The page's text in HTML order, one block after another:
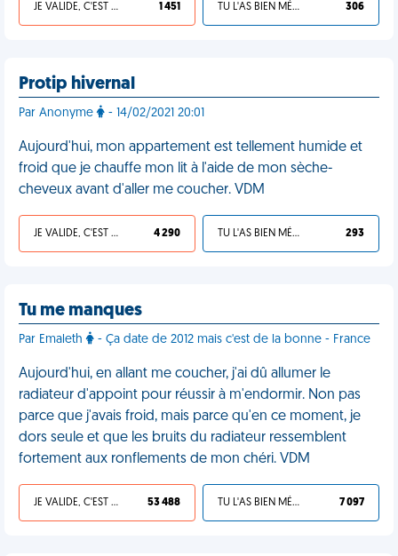
JE VALIDE, C'EST UNE VDM 1 451 TU L'AS BIEN MÉRITÉ 306
Protip hivernal
Par Anonyme - 14/02/2021 20:01
Aujourd'hui, mon appartement est tellement humide et
froid que je chauffe mon lit à l'aide de mon sèche-
cheveux avant d'aller me coucher. VDM
JE VALIDE, C'EST UNE VDM 4 290 TU L'AS BIEN MÉRITÉ 293
Tu me manques
Par Emaleth - Ça date de 2012 mais c'est de la bonne - France
Aujourd'hui, en allant me coucher, j'ai dû allumer le
radiateur d'appoint pour réussir à m'endormir. Non pas
parce que j'avais froid, mais parce qu'en ce moment, je
dors seule et que les bruits du radiateur ressemblent
fortement aux ronflements de mon chéri. VDM
JE VALIDE, C'EST UNE VDM 53 488 TU L'AS BIEN MÉRITÉ 7 097